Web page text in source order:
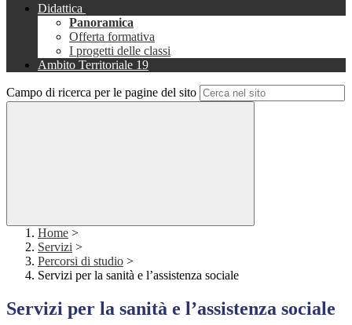
Didattica
Panoramica
Offerta formativa
I progetti delle classi
Ambito Territoriale 19
Campo di ricerca per le pagine del sito
Home >
Servizi >
Percorsi di studio >
Servizi per la sanità e l’assistenza sociale
Servizi per la sanità e l’assistenza sociale